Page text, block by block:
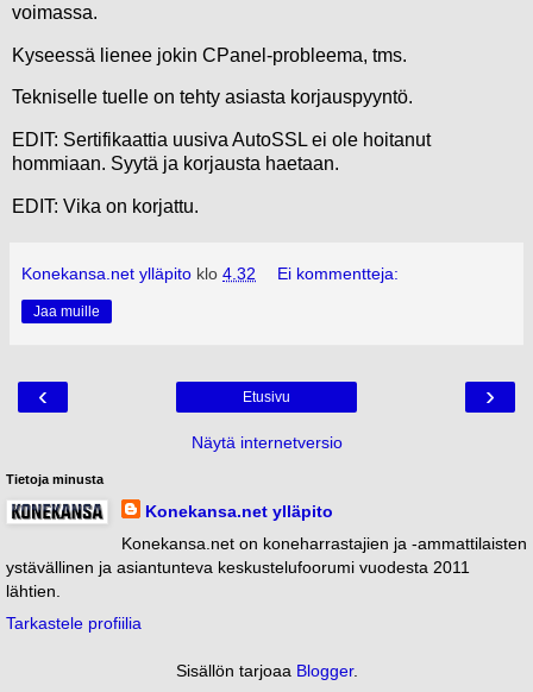
voimassa.
Kyseessä lienee jokin CPanel-probleema, tms.
Tekniselle tuelle on tehty asiasta korjauspyyntö.
EDIT: Sertifikaattia uusiva AutoSSL ei ole hoitanut
hommiaan. Syytä ja korjausta haetaan.
EDIT: Vika on korjattu.
Konekansa.net ylläpito klo 4.32 Ei kommentteja:
Jaa muille
‹ ›
Etusivu
Näytä internetversio
Tietoja minusta
Konekansa.net ylläpito
Konekansa.net on koneharrastajien ja -ammattilaisten
ystävällinen ja asiantunteva keskustelufoorumi vuodesta 2011
lähtien.
Tarkastele profiilia
Sisällön tarjoaa Blogger.